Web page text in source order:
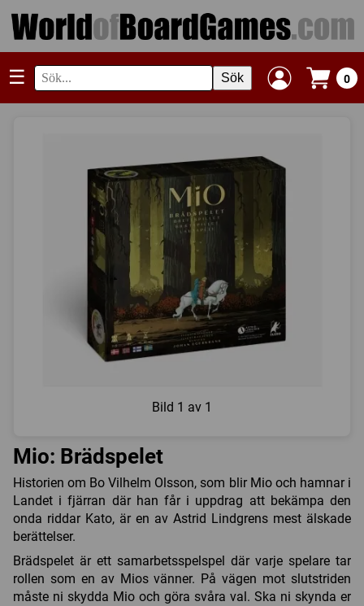
☰ Sök 0
Bild 1 av 1
Mio: Brädspelet
Historien om Bo Vilhelm Olsson, som blir Mio och hamnar i
Landet i fjärran där han får i uppdrag att bekämpa den
onda riddar Kato, är en av Astrid Lindgrens mest älskade
berättelser.
Brädspelet är ett samarbetsspelspel där varje spelare tar
rollen som en av Mios vänner. På vägen mot slutstriden
måste ni skydda Mio och göra svåra val. Ska ni skynda er